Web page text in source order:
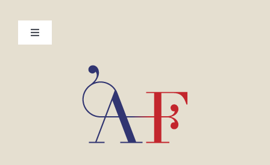
Toggle
Mentions légales